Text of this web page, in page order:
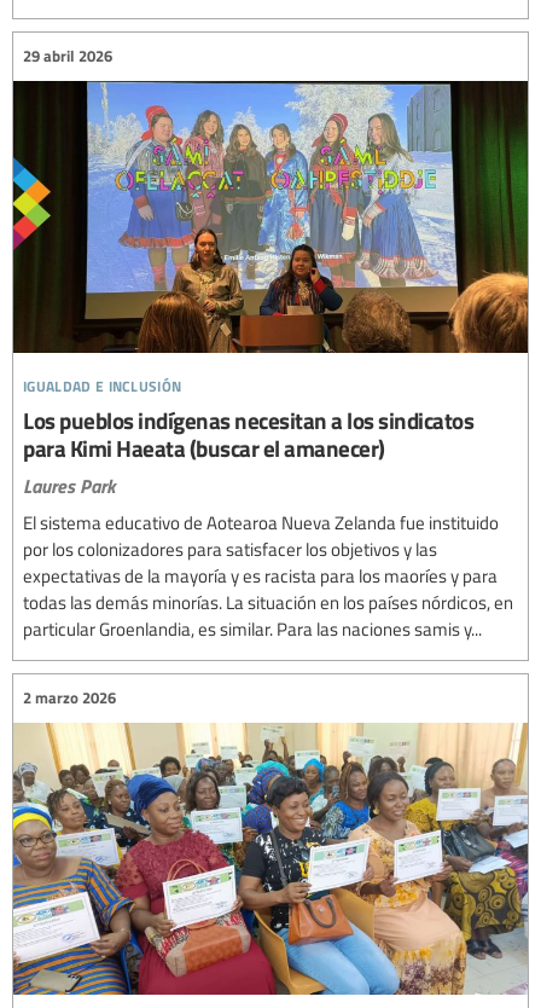
igualdad e inclusión
29 abril 2026
Los pueblos indígenas necesitan a los sindicatos
para Kimi Haeata (buscar el amanecer)
Laures Park
El sistema educativo de Aotearoa Nueva Zelanda fue instituido
por los colonizadores para satisfacer los objetivos y las
expectativas de la mayoría y es racista para los maoríes y para
todas las demás minorías. La situación en los países nórdicos, en
particular Groenlandia, es similar. Para las naciones samis y...
2 marzo 2026